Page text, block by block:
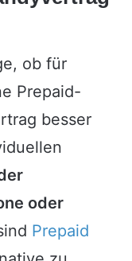
ob für
Prepaid-
besser
oder
Prepaid